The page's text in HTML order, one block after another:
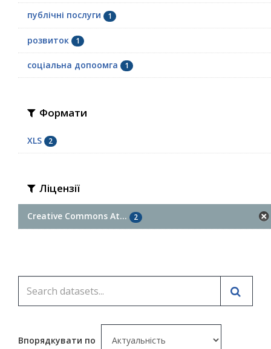
публічні послуги 1
розвиток 1
соціальна допоомга 1
Формати
XLS 2
Ліцензії
Creative Commons At... 2
Впорядкувати по